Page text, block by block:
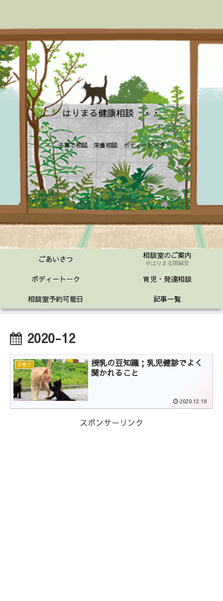
はりまる健康相談 ・・
子育て相談 栄養相談 ボディートーク
ごあいさつ 相談室のご案内
＠はりまる開鍼堂
ボディートーク
育児・発達相談
相談室予約可能日
記事一覧
2020-12
子育て
授乳の豆知識；乳児健診でよく
聞かれること
2020.12.18
スポンサーリンク